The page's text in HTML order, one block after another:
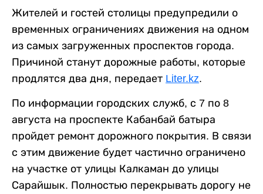
Жителей и гостей столицы предупредили о
временных ограничениях движения на одном
из самых загруженных проспектов города.
Причиной станут дорожные работы, которые
продлятся два дня, передает Liter.kz.
По информации городских служб, с 7 по 8
августа на проспекте Кабанбай батыра
пройдет ремонт дорожного покрытия. В связи
с этим движение будет частично ограничено
на участке от улицы Калкаман до улицы
Сарайшык. Полностью перекрывать дорогу не